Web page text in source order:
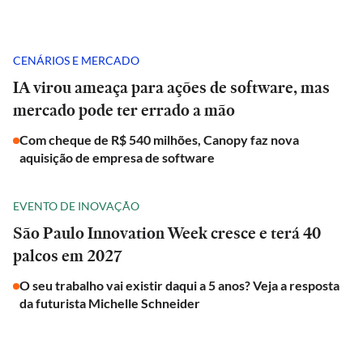
CENÁRIOS E MERCADO
IA virou ameaça para ações de software, mas
mercado pode ter errado a mão
Com cheque de R$ 540 milhões, Canopy faz nova
aquisição de empresa de software
EVENTO DE INOVAÇÃO
São Paulo Innovation Week cresce e terá 40
palcos em 2027
O seu trabalho vai existir daqui a 5 anos? Veja a resposta
da futurista Michelle Schneider